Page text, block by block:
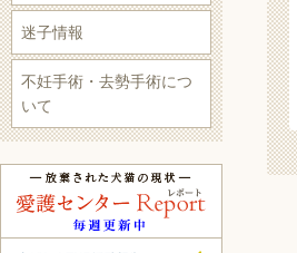
迷子情報
不妊手術・去勢手術につ
いて